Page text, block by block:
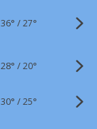
36° /27°
28° /20°
30° /25°